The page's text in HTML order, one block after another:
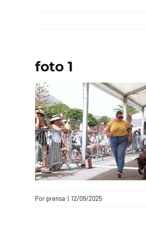
foto 1
Por prensa | 12/09/2025